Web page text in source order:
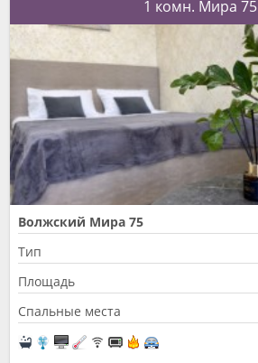
1 комн. Мира 75
Волжский Мира 75
Тип
Площадь
Спальные места